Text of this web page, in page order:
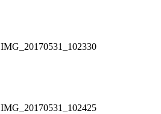
IMG_20170531_102330
IMG_20170531_102425